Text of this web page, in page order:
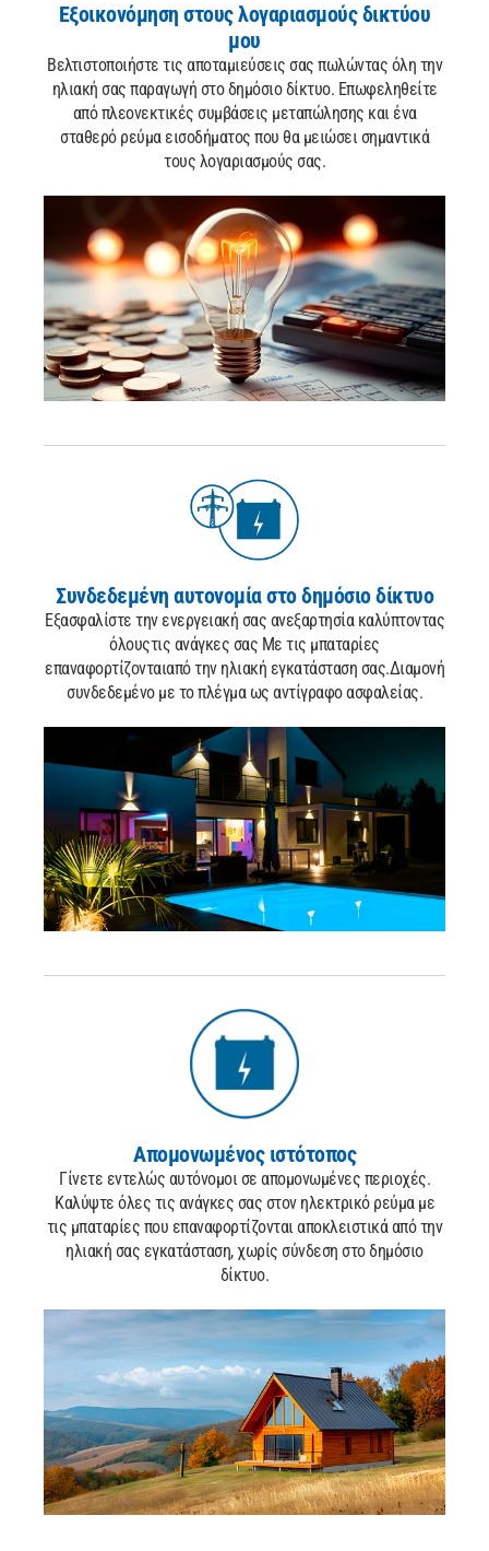
Εξοικονόμηση στους λογαριασμούς δικτύου
μου
Βελτιστοποιήστε τις αποταμιεύσεις σας πωλώντας όλη την
ηλιακή σας παραγωγή στο δημόσιο δίκτυο. Επωφεληθείτε
από πλεονεκτικές συμβάσεις μεταπώλησης και ένα
σταθερό ρεύμα εισοδήματος που θα μειώσει σημαντικά
τους λογαριασμούς σας.
Συνδεδεμένη αυτονομίαστο δημόσιο δίκτυο
Εξασφαλίστε την ενεργειακή σας ανεξαρτησία καλύπτοντας
όλουςτις ανάγκες σας Με τις μπαταρίες
επαναφορτίζονταιαπό την ηλιακή εγκατάσταση σας.Διαμονή
συνδεδεμένο με το πλέγμα ως αντίγραφο ασφαλείας.
Απομονωμένος ιστότοπος
Γίνετε εντελώς αυτόνομοι σε απομονωμένες περιοχές.
Καλύψτε όλες τις ανάγκες σας στον ηλεκτρικό ρεύμα με
τις μπαταρίες που επαναφορτίζονται αποκλειστικά από την
ηλιακή σας εγκατάσταση, χωρίς σύνδεση στο δημόσιο
δίκτυο.